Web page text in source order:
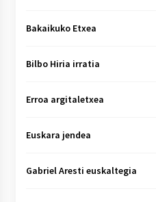
Bakaikuko Etxea
Bilbo Hiria irratia
Erroa argitaletxea
Euskara jendea
Gabriel Aresti euskaltegia